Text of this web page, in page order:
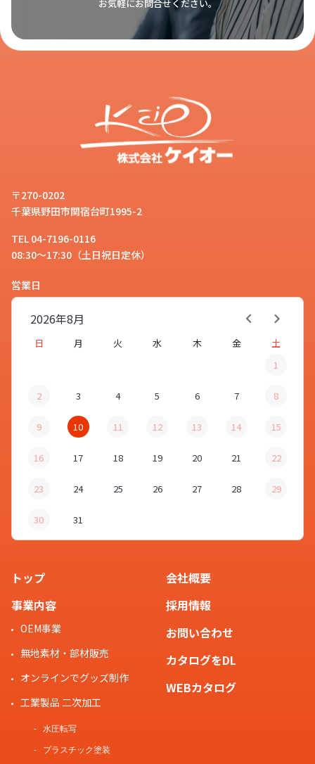
お気軽にお問合せください。
〒270-0202
千葉県野田市関宿台町1995-2
TEL 04-7196-0116
08:30～17:30（土日祝日定休）
営業日
8月
2026年
日 月 火 水 木 金
土
1
2 3 4 5 6 7 8
9 10 11 12 13 14 15
16 17 18 19 20 21 22
23 24 25 26 27 28 29
30 31
トップ
事業内容
OEM事業
無地素材・部材販売
オンラインでグッズ制作
工業製品 二次加工
水圧転写
プラスチック塗装
会社概要
採用情報
お問い合わせ
カタログをDL
WEBカタログ